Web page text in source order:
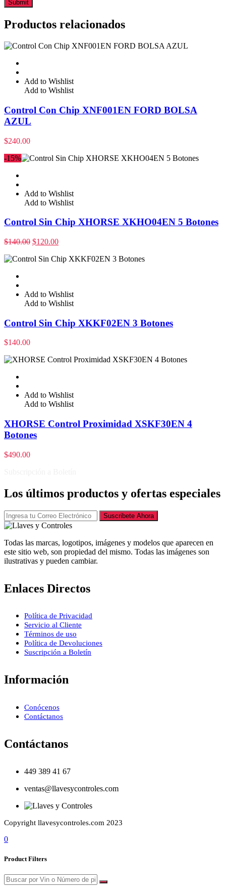
Productos relacionados
Add to Wishlist
Add to Wishlist
Control Con Chip XNF001EN FORD BOLSA
AZUL
$240.00
-15%
Add to Wishlist
Add to Wishlist
Control Sin Chip XHORSE XKHO04EN 5 Botones
$140.00 $120.00
Add to Wishlist
Add to Wishlist
Control Sin Chip XKKF02EN 3 Botones
$140.00
Add to Wishlist
Add to Wishlist
XHORSE Control Proximidad XSKF30EN 4
Botones
$490.00
Los últimos productos y ofertas especiales
Suscribete Ahora
Todas las marcas, logotipos, imágenes y modelos que aparecen en
este sitio web, son propiedad del mismo. Todas las imágenes son
ilustrativas y pueden cambiar.
Enlaces Directos
Política de Privacidad
Servicio al Cliente
Términos de uso
Política de Devoluciones
Suscripción a Boletín
Información
Conócenos
Contáctanos
Contáctanos
449 389 41 67
ventas@llavesycontroles.com
Copyright llavesycontroles.com 2023
0
Product Filters